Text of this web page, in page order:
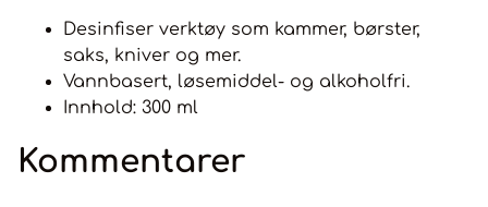
Desinfiser verktøy som kammer, børster,
saks, kniver og mer.
Vannbasert, løsemiddel- og alkoholfri.
Innhold: 300 ml
Kommentarer